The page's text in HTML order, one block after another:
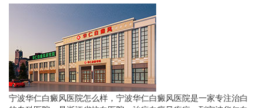
宁波华仁白癜风医院怎么样，宁波华仁白癜风医院是一家专注治白